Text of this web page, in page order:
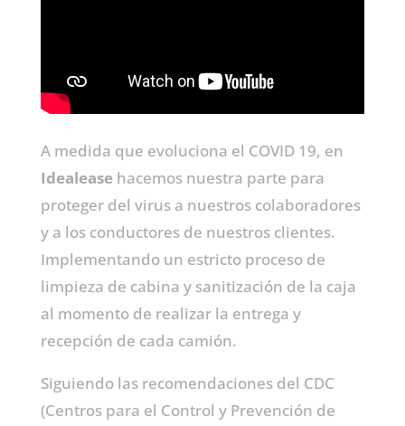
A medida que evoluciona el COVID 19, en
Idealease hacemos nuestra parte para
proteger del virus a nuestros colaboradores
y a los conductores de nuestros clientes.
Implementando un estricto proceso de
limpieza de cabina y sanitización de la caja
al momento de realizar la entrega y
recepción de cada camión.
Siguiendo las recomendaciones del CDC
(Centros para el Control y Prevención de